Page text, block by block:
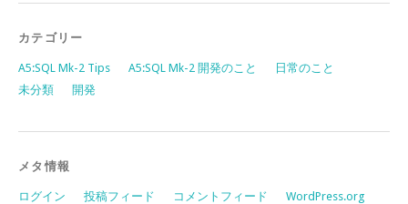
カテゴリー
A5:SQL Mk-2 Tips A5:SQL Mk-2 開発のこと
日常のこと
未分類
開発
メタ情報
ログイン 投稿フィード コメントフィード WordPress.org